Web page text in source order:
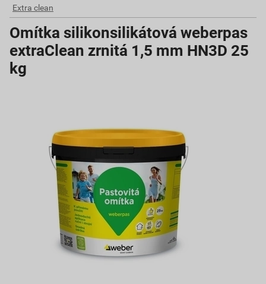
Extra clean
Omítka silikonsilikátová weberpas
extraClean zrnitá 1,5 mm HN3D 25
kg